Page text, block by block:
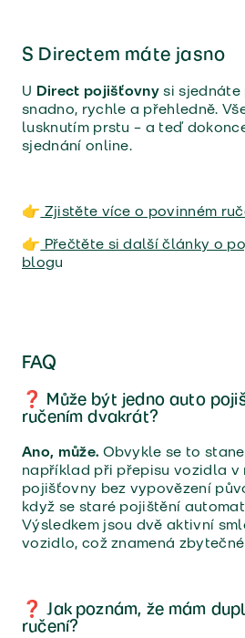
S Directem máte jasno
U Direct pojišťovnysi sjednáte
snadno, rychle a přehledně.
lusknutím prstu – a teď
sjednání online.
👉 Zjistěte více o povinném
👉 Přečtěte si další články o
blogu
FAQ
❓ Může být jedno auto
ručením dvakrát?
Ano, může. Obvykle se to
například při přepisu vozidla v
pojišťovny bez vypovězení
když se staré pojištění
Výsledkem jsou dvě aktivní
vozidlo, což znamená
❓ Jak poznám, že mám
ručení?